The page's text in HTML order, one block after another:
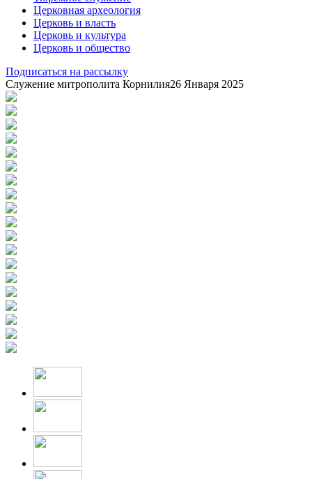
Церковная археология
Церковь и власть
Церковь и культура
Церковь и общество
Подписаться на рассылку
Служение митрополита Корнилия26 Января 2025